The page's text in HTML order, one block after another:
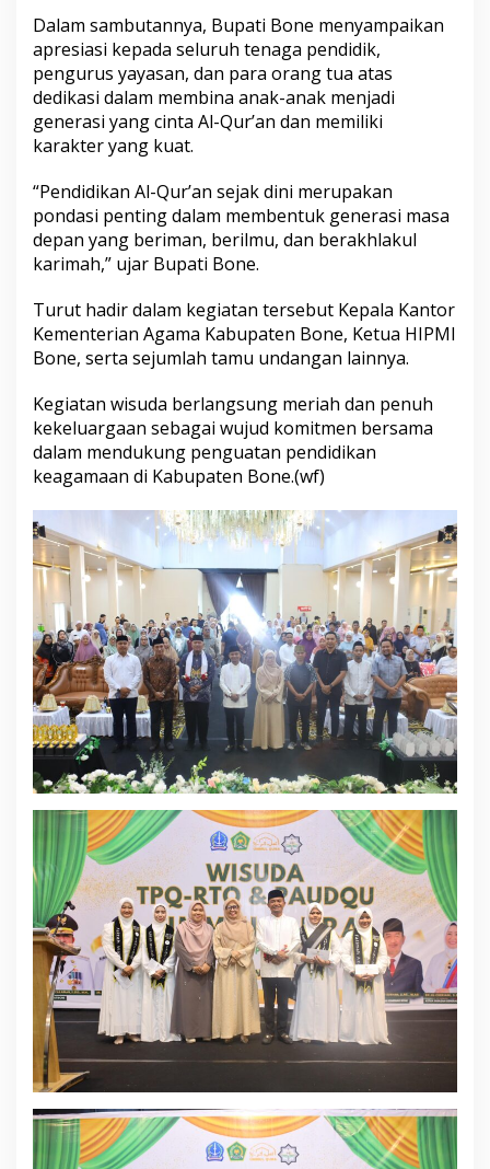
A
U
D
Q
U
U
m
u
l
Q
u
r
B
n
e
Dalam sambutannya, Bupati Bone menyampaikan
apresiasi kepada seluruh tenaga pendidik,
pengurus yayasan, dan para orang tua atas
dedikasi dalam membina anak-anak menjadi
generasi yang cinta Al-Qur’an dan memiliki
karakter yang kuat.
“Pendidikan Al-Qur’an sejak dini merupakan
pondasi penting dalam membentuk generasi masa
depan yang beriman, berilmu, dan berakhlakul
karimah,” ujar Bupati Bone.
Turut hadir dalam kegiatan tersebut Kepala Kantor
Kementerian Agama Kabupaten Bone, Ketua HIPMI
Bone, serta sejumlah tamu undangan lainnya.
Kegiatan wisuda berlangsung meriah dan penuh
kekeluargaan sebagai wujud komitmen bersama
dalam mendukung penguatan pendidikan
keagamaan di Kabupaten Bone.(wf)